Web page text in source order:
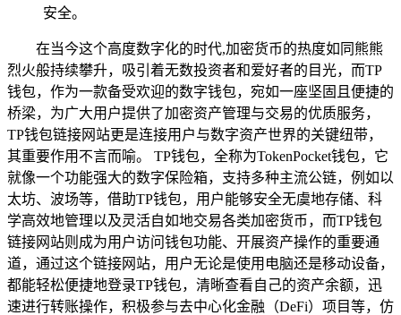
安全。
在当今这个高度数字化的时代,加密货币的热度如同熊熊
烈火般持续攀升，吸引着无数投资者和爱好者的目光，而TP
钱包，作为一款备受欢迎的数字钱包，宛如一座坚固且便捷的
桥梁，为广大用户提供了加密资产管理与交易的优质服务，
TP钱包链接网站更是连接用户与数字资产世界的关键纽带，
其重要作用不言而喻。 TP钱包，全称为TokenPocket钱包，它
就像一个功能强大的数字保险箱，支持多种主流公链，例如以
太坊、波场等，借助TP钱包，用户能够安全无虞地存储、科
学高效地管理以及灵活自如地交易各类加密货币，而TP钱包
链接网站则成为用户访问钱包功能、开展资产操作的重要通
道，通过这个链接网站，用户无论是使用电脑还是移动设备，
都能轻松便捷地登录TP钱包，清晰查看自己的资产余额，迅
速进行转账操作，积极参与去中心化金融（DeFi）项目等，仿